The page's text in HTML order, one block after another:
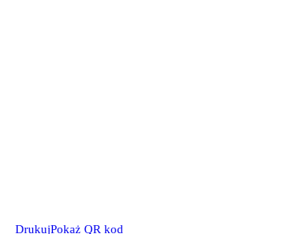
DrukujPokaż QR kod